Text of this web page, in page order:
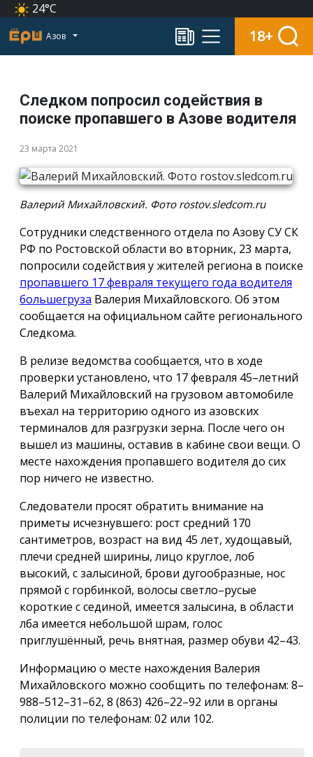
24°C
Азов 18+
Следком попросил содействия в
поиске пропавшего в Азове водителя
23 марта 2021
Валерий Михайловский. Фото rostov.sledcom.ru
Сотрудники следственного отдела по Азову СУ СК
РФ по Ростовской области во вторник, 23 марта,
попросили содействия у жителей региона в поиске
пропавшего 17 февраля текущего года водителя
большегруза Валерия Михайловского. Об этом
сообщается на официальном сайте регионального
Следкома.
В релизе ведомства сообщается, что в ходе
проверки установлено, что 17 февраля 45–летний
Валерий Михайловский на грузовом автомобиле
въехал на территорию одного из азовских
терминалов для разгрузки зерна. После чего он
вышел из машины, оставив в кабине свои вещи. О
месте нахождения пропавшего водителя до сих
пор ничего не известно.
Следователи просят обратить внимание на
приметы исчезнувшего: рост средний 170
сантиметров, возраст на вид 45 лет, худощавый,
плечи средней ширины, лицо круглое, лоб
высокий, с залысиной, брови дугообразные, нос
прямой с горбинкой, волосы светло–русые
короткие с сединой, имеется залысина, в области
лба имеется небольшой шрам, голос
приглушённый, речь внятная, размер обуви 42–43.
Информацию о месте нахождения Валерия
Михайловского можно сообщить по телефонам: 8–
988–512–31–62, 8 (863) 426–22–92 или в органы
полиции по телефонам: 02 или 102.